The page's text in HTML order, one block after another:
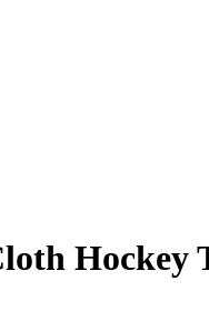
Hockey